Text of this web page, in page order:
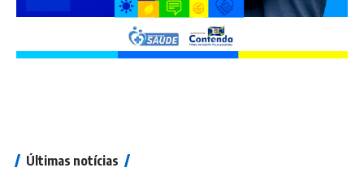
Últimas notícias